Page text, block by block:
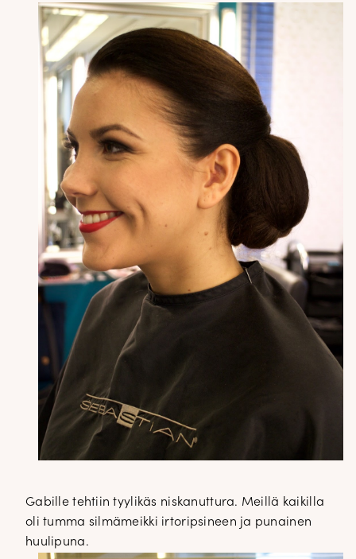
Gabille tehtiin tyylikäs niskanuttura. Meillä kaikilla
oli tumma silmämeikki irtoripsineen ja punainen
huulipuna.